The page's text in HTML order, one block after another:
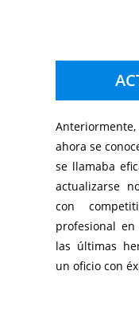
ahora se
se llamaba
actualizarse
con
profesional
las últimas
un oficio con